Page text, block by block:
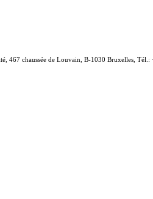
467 chaussée de Louvain, B-1030 Bruxelles, Tél.: